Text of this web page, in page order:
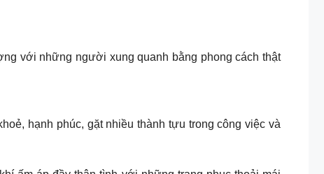
với những người xung quanh bằng phong cách thật
hạnh phúc, gặt nhiều thành tựu trong công việc và